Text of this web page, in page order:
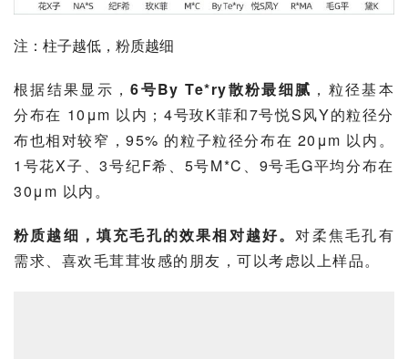
注：柱子越低，粉质越细
根据结果显示，6号By Te*ry散粉最细腻 ，粒径基本
分布在 10μm 以内；4号玫K菲和7号悦S风Y的粒径分
布也相对较窄，95% 的粒子粒径分布在 20μm 以内。
1号花X子、3号纪F希、5号M*C、9号毛G平均分布在
30μm 以内。
粉质越细，填充毛孔的效果相对越好。对柔焦毛孔有
需求、喜欢毛茸茸妆感的朋友，可以考虑以上样品。